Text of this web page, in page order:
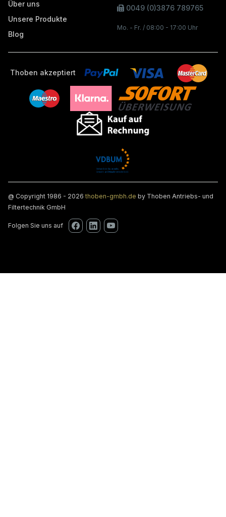
Über uns
Unsere Produkte
Blog
0049 (0)3876 789765
Mo. - Fr. / 08:00 - 17:00 Uhr
Thoben akzeptiert
@ Copyright 1986 - 2026thoben-gmbh.de by Thoben Antriebs- und
Filtertechnik GmbH
Folgen Sie uns auf